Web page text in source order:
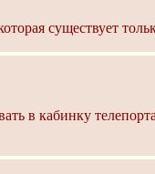
существует
в кабинку